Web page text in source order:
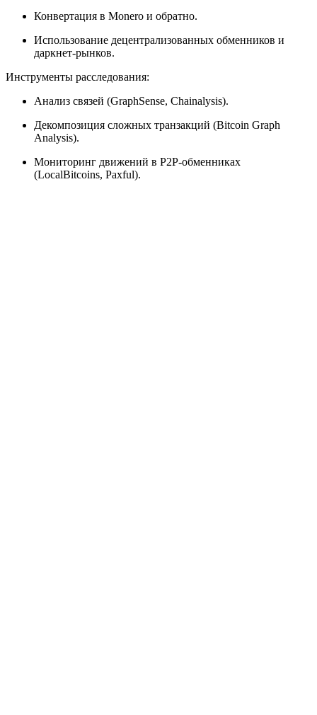
Конвертация в Monero и обратно.
Использование децентрализованных обменников и
даркнет-рынков.
Инструменты расследования:
Анализ связей (GraphSense, Chainalysis).
Декомпозиция сложных транзакций (Bitcoin Graph
Analysis).
Мониторинг движений в P2P-обменниках
(LocalBitcoins, Paxful).